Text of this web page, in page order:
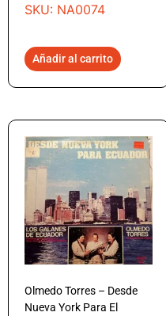
SKU: NA0074
Añadir al carrito
Olmedo Torres – Desde
Nueva York Para El